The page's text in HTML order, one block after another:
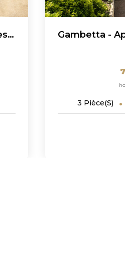
Appartement Orry La Ville 2 Pièces 45 M2
3 Pièce(s)